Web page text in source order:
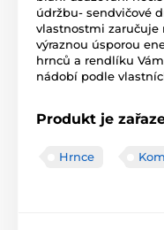
údržbu- sendvičové
vlastnostmi zaručuje
výraznou úsporou
hrnců a rendlíku
nádobí podle
Produkt je
Hrnce